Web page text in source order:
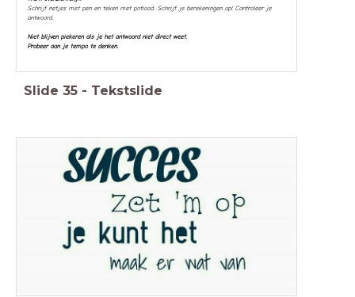
Schrijf netjes met pen en teken met potlood. Schrijf je berekeningen op! Controleer je
antwoord.
Niet blijven piekeren als je het antwoord niet direct weet.
Probeer aan je tempo te denken.
Slide 35 - Tekstslide